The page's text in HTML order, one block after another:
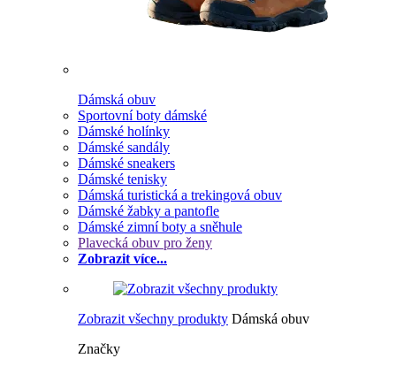
Dámská obuv
Sportovní boty dámské
Dámské holínky
Dámské sandály
Dámské sneakers
Dámské tenisky
Dámská turistická a trekingová obuv
Dámské žabky a pantofle
Dámské zimní boty a sněhule
Plavecká obuv pro ženy
Zobrazit více...
Zobrazit všechny produkty Dámská obuv
Značky